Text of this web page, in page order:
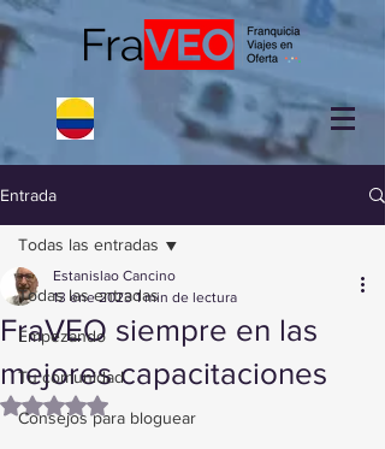
Entrada
Todas las entradas
Empezando
Tu comunidad
Consejos para bloguear
Todas las entradas
FraVEO siempre en las
mejores capacitaciones
Estanislao Cancino
13 ene 2023 1 min de lectura
Obtuvo NaN de 5 estrellas.